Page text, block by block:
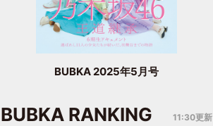
BUBKA 2025年5月号
BUBKA RANKING 11:30更新